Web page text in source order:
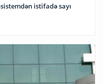
istifadə sayı